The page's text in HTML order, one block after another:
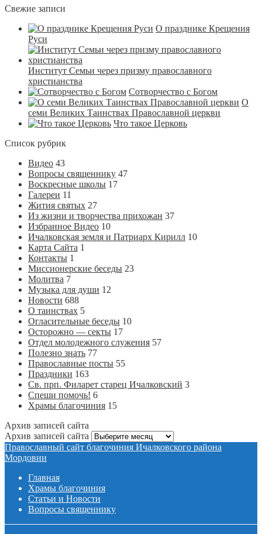
Свежие записи
О празднике Крещения
Руси
Институт Семьи через призму православного
христианства
Сотворчество с Богом
О
семи Великих Таинствах Православной церкви
Что такое Церковь
Список рубрик
Видео 43
Вопросы священнику 47
Воскресные школы 17
Галереи 11
Жития святых 27
Из жизни и творчества прихожан 37
Избранное Видео 10
Ичалковская земля и Патриарх Кирилл 10
Карта Сайта 1
Контакты 1
Миссионерские беседы 23
Молитва 7
Музыка для души 12
Новости 688
О таинствах 5
Огласительные беседы 10
Осторожно — секты 17
Отдел молодежного служения 57
Полезно знать 77
Православные посты 55
Праздники 163
Св. прп. Филарет старец Ичалковский 3
Спеши помочь! 6
Храмы благочиния 15
Архив записей сайта
Архив записей сайта
Православный сайт благочиния Ичалковского района
Мордовии
Главная
Храмы благочиния
Статьи и Новости
Вопросы священнику